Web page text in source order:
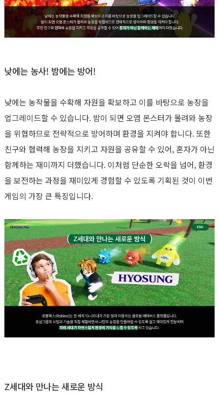
낮에는 농사! 밤에는 방어!
낮에는 농작물을 수확해 자원을 확보하고 이를 바탕으로 농장을
업그레이드할 수 있습니다. 밤이 되면 오염 몬스터가 몰려와 농장
을 위협하므로 전략적으로 방어하며 환경을 지켜야 합니다. 또한
친구와 협력해 농장을 지키고 자원을 공유할 수 있어, 혼자가 아닌
함께하는 재미까지 더했습니다. 이처럼 단순한 오락을 넘어, 환경
을 보전하는 과정을 재미있게 경험할 수 있도록 기획된 것이 이번
게임의 가장 큰 특징입니다.
Z세대와 만나는 새로운 방식